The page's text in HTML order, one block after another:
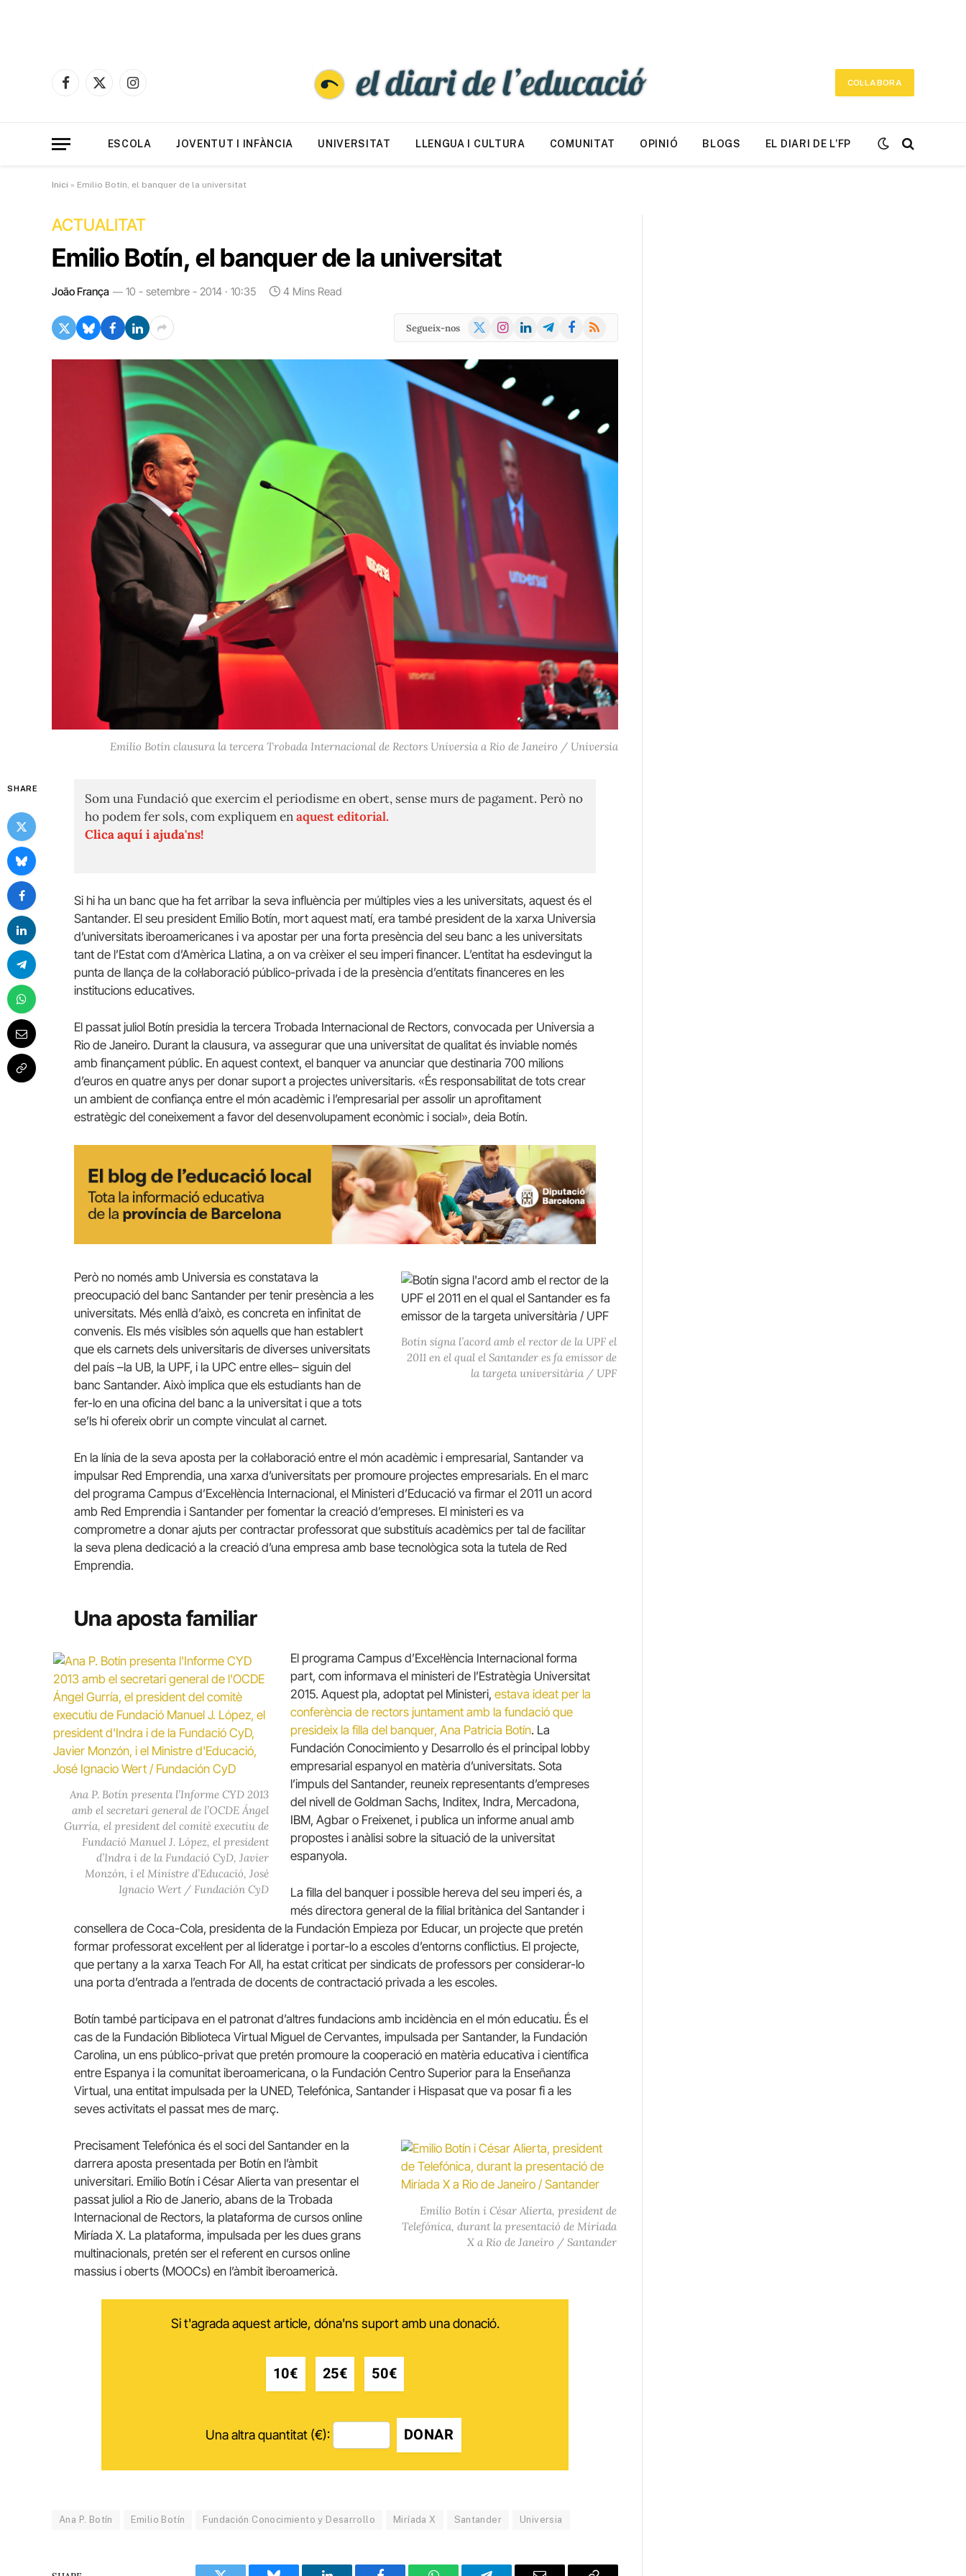
Facebook
X
Instagram
COL·LABORA
ESCOLA JOVENTUT I INFÀNCIA UNIVERSITAT LLENGUA I CULTURA COMUNITAT OPINIÓ BLOGS EL DIARI DE L’FP
Inici » Emilio Botín, el banquer de la universitat
ACTUALITAT
Emilio Botín, el banquer de la universitat
João França 10 - setembre - 2014 · 10:35 4 Mins Read
Segueix-nos
X
Instagram
LinkedInTelegramFacebook
RSS
Emilio Botín clausura la tercera Trobada Internacional de Rectors Universia a Rio de Janeiro / Universia
SHARE
Som una Fundació que exercim el periodisme en obert, sense murs de pagament. Però no
ho podem fer sols, com expliquem enaquest editorial.
Clica aquí i ajuda'ns!
Si hi ha un banc que ha fet arribar la seva influència per múltiples vies a les universitats, aquest és el
Santander. El seu president Emilio Botín, mort aquest matí, era també president de la xarxa Universia
d’universitats iberoamericanes i va apostar per una forta presència del seu banc a les universitats
tant de l’Estat com d’Amèrica Llatina, a on va crèixer el seu imperi financer. L’entitat ha esdevingut la
punta de llança de la col·laboració público-privada i de la presència d’entitats financeres en les
institucions educatives.
El passat juliol Botín presidia la tercera Trobada Internacional de Rectors, convocada per Universia a
Rio de Janeiro. Durant la clausura, va assegurar que una universitat de qualitat és inviable només
amb finançament públic. En aquest context, el banquer va anunciar que destinaria 700 milions
d’euros en quatre anys per donar suport a projectes universitaris. «És responsabilitat de tots crear
un ambient de confiança entre el món acadèmic i l’empresarial per assolir un aprofitament
estratègic del coneixement a favor del desenvolupament econòmic i social», deia Botín.
Botín signa l’acord amb el rector de la UPF el
2011 en el qual el Santander es fa emissor de
la targeta universitària / UPF
Però no només amb Universia es constatava la
preocupació del banc Santander per tenir presència a les
universitats. Més enllà d’això, es concreta en infinitat de
convenis. Els més visibles són aquells que han establert
que els carnets dels universitaris de diverses universitats
del país –la UB, la UPF, i la UPC entre elles– siguin del
banc Santander. Això implica que els estudiants han de
fer-lo en una oficina del banc a la universitat i que a tots
se’ls hi ofereix obrir un compte vinculat al carnet.
En la línia de la seva aposta per la col·laboració entre el món acadèmic i empresarial, Santander va
impulsar Red Emprendia, una xarxa d’universitats per promoure projectes empresarials. En el marc
del programa Campus d’Excel·lència Internacional, el Ministeri d’Educació va firmar el 2011 un acord
amb Red Emprendia i Santander per fomentar la creació d’empreses. El ministeri es va
comprometre a donar ajuts per contractar professorat que substituís acadèmics per tal de facilitar
la seva plena dedicació a la creació d’una empresa amb base tecnològica sota la tutela de Red
Emprendia.
Una aposta familiar
Ana P. Botín presenta l’Informe CYD 2013
amb el secretari general de l’OCDE Ángel
Gurría, el president del comitè executiu de
Fundació Manuel J. López, el president
d’Indra i de la Fundació CyD, Javier
Monzón, i el Ministre d’Educació, José
Ignacio Wert / Fundación CyD
El programa Campus d’Excel·lència Internacional forma
part, com informava el ministeri de l’Estratègia Universitat
2015. Aquest pla, adoptat pel Ministeri,estava ideat per la
conferència de rectors juntament amb la fundació que
presideix la filla del banquer, Ana Patricia Botín. La
Fundación Conocimiento y Desarrollo és el principal lobby
empresarial espanyol en matèria d’universitats. Sota
l’impuls del Santander, reuneix representants d’empreses
del nivell de Goldman Sachs, Inditex, Indra, Mercadona,
IBM, Agbar o Freixenet, i publica un informe anual amb
propostes i anàlisi sobre la situació de la universitat
espanyola.
La filla del banquer i possible hereva del seu imperi és, a
més directora general de la filial britànica del Santander i
consellera de Coca-Cola, presidenta de la Fundación Empieza por Educar, un projecte que pretén
formar professorat excel·lent per al lideratge i portar-lo a escoles d’entorns conflictius. El projecte,
que pertany a la xarxa Teach For All, ha estat criticat per sindicats de professors per considerar-lo
una porta d’entrada a l’entrada de docents de contractació privada a les escoles.
Botín també participava en el patronat d’altres fundacions amb incidència en el món educatiu. És el
cas de la Fundación Biblioteca Virtual Miguel de Cervantes, impulsada per Santander, la Fundación
Carolina, un ens público-privat que pretén promoure la cooperació en matèria educativa i científica
entre Espanya i la comunitat iberoamericana, o la Fundación Centro Superior para la Enseñanza
Virtual, una entitat impulsada per la UNED, Telefónica, Santander i Hispasat que va posar fi a les
seves activitats el passat mes de març.
Emilio Botín i César Alierta, president de
Telefónica, durant la presentació de Miríada
X a Rio de Janeiro / Santander
Precisament Telefónica és el soci del Santander en la
darrera aposta presentada per Botín en l’àmbit
universitari. Emilio Botín i César Alierta van presentar el
passat juliol a Rio de Janerio, abans de la Trobada
Internacional de Rectors, la plataforma de cursos online
Miríada X. La plataforma, impulsada per les dues grans
multinacionals, pretén ser el referent en cursos online
massius i oberts (MOOCs) en l’àmbit iberoamericà.
Si t'agrada aquest article, dóna'ns suport amb una donació.
10€ 25€ 50€
Una altra quantitat (€): DONAR
Ana P. Botín Emilio Botín Fundación Conocimiento y Desarrollo Miríada X Santander Universia